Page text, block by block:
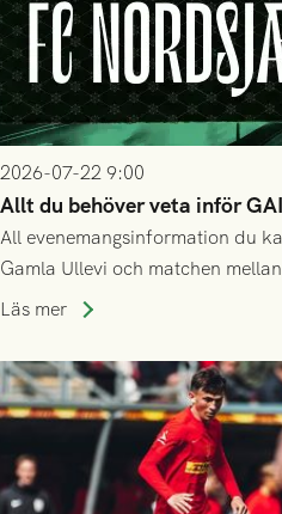
2026-07-22 9:00
Allt du behöver veta inför
All evenemangsinformation du
Gamla Ullevi och matchen
kvalet till Conference League!
Läs mer